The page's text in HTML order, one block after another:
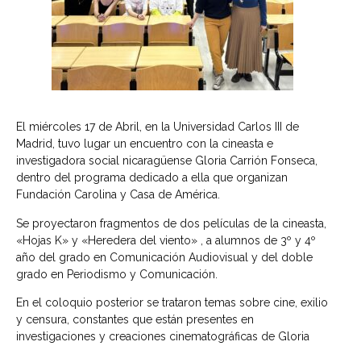
El miércoles 17 de Abril, en la Universidad Carlos III de
Madrid, tuvo lugar un encuentro con la cineasta e
investigadora social nicaragüense Gloria Carrión Fonseca,
dentro del programa dedicado a ella que organizan
Fundación Carolina y Casa de América.
Se proyectaron fragmentos de dos películas de la cineasta,
«Hojas K» y «Heredera del viento» , a alumnos de 3º y 4º
año del grado en Comunicación Audiovisual y del doble
grado en Periodismo y Comunicación.
En el coloquio posterior se trataron temas sobre cine, exilio
y censura, constantes que están presentes en
investigaciones y creaciones cinematográficas de Gloria